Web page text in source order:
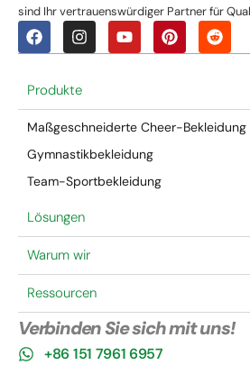
sind Ihr vertrauenswürdiger Partner für
Produkte
Maßgeschneiderte Cheer-Bekleidung
Gymnastikbekleidung
Team-Sportbekleidung
Lösungen
Warum wir
Ressourcen
Verbinden Sie sich mit uns!
+86 151 7961 6957